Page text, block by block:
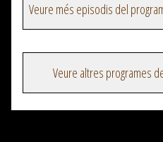
Veure altres programes